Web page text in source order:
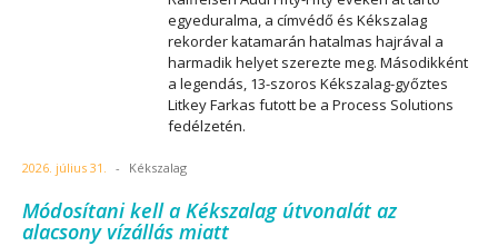
egyeduralma, a címvédő és Kékszalag
rekorder katamarán hatalmas hajrával a
harmadik helyet szerezte meg. Másodikként
a legendás, 13-szoros Kékszalag-győztes
Litkey Farkas futott be a Process Solutions
fedélzetén.
2026. július 31. - Kékszalag
Módosítani kell a Kékszalag útvonalát az
alacsony vízállás miatt